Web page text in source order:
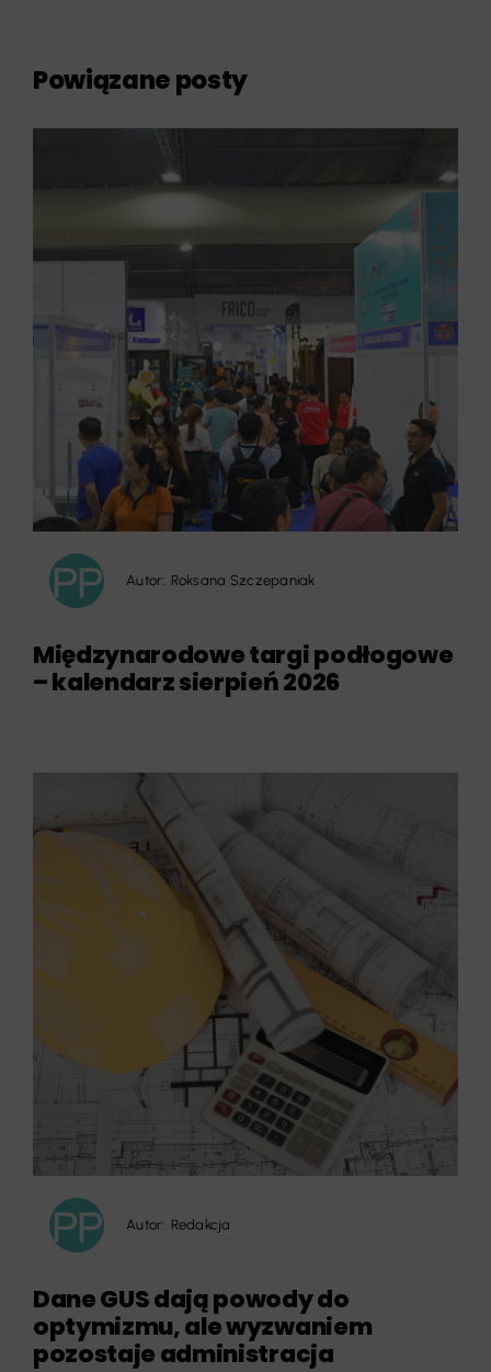
Powiązane posty
Autor: Roksana Szczepaniak
Międzynarodowe targi podłogowe
– kalendarz sierpień 2026
Autor: Redakcja
Dane GUS dają powody do
optymizmu, ale wyzwaniem
pozostaje administracja